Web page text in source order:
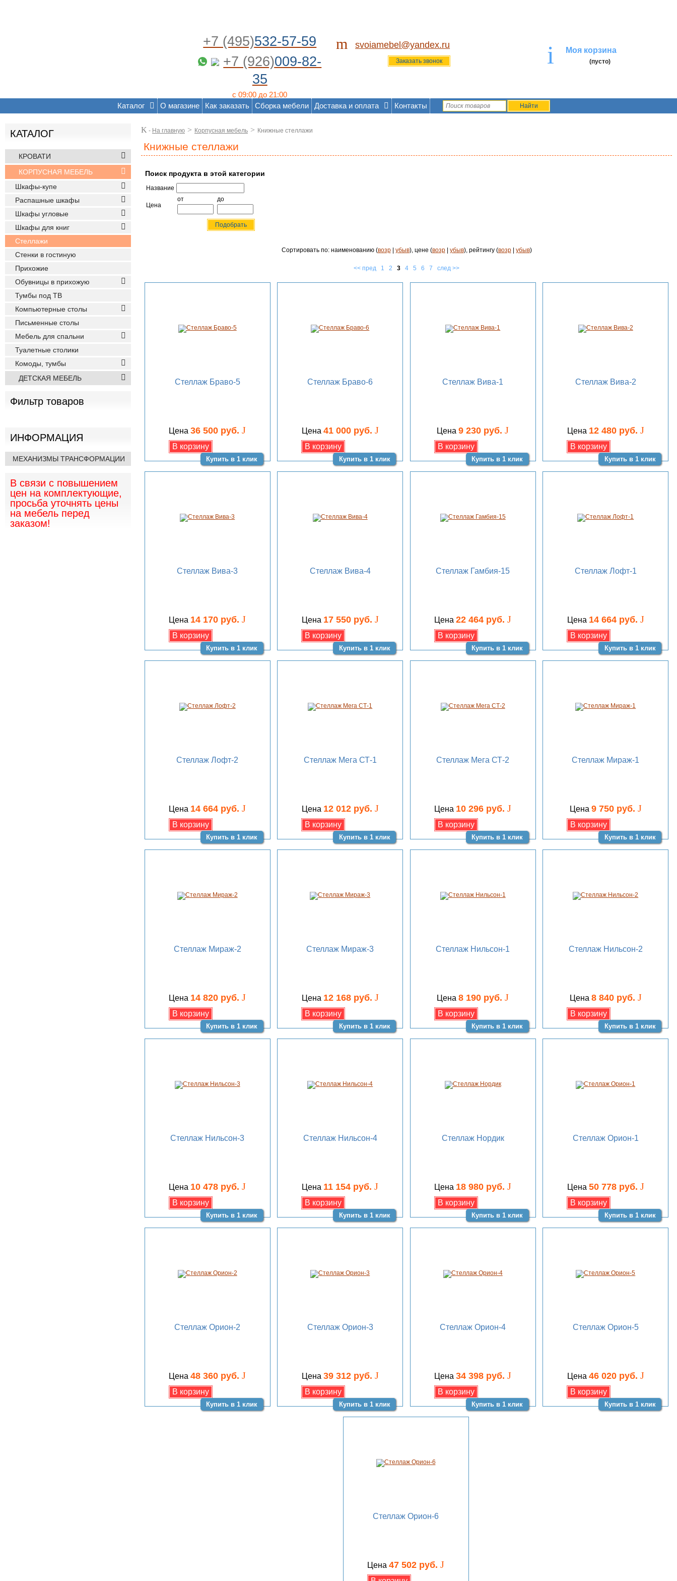
+7 (495)532-57-59
+7 (926)009-82-
35
с 09:00 до 21:00
m svoiamebel@yandex.ru
Заказать звонок i Моя корзина
(пусто)
Каталог О магазине Как заказать Сборка мебели Доставка и оплата Контакты
КАТАЛОГ
КРОВАТИ
КОРПУСНАЯ МЕБЕЛЬ
Шкафы-купе
Распашные шкафы
Шкафы угловые
Шкафы для книг
Стеллажи
Стенки в гостиную
Прихожие
Обувницы в прихожую
Тумбы под ТВ
Компьютерные столы
Письменные столы
Мебель для спальни
Туалетные столики
Комоды, тумбы
ДЕТСКАЯ МЕБЕЛЬ
Фильтр товаров
ИНФОРМАЦИЯ
МЕХАНИЗМЫ ТРАНСФОРМАЦИИ
В связи с повышением
цен на комплектующие,
просьба уточнять цены
на мебель перед
заказом!
K - На главную > Корпусная мебель > Книжные стеллажи
Книжные стеллажи
Поиск продукта в этой категории
Название
Цена
от до
Сортировать по: наименованию (возр| убыв), цене (возр| убыв), рейтингу (возр| убыв)
<< пред 1 2 3 4 5 6 7 след >>
Стеллаж Браво-5
Цена36 500 руб.J
Купить в 1 клик
Стеллаж Браво-6
Цена 41 000 руб. J
Купить в 1 клик
Стеллаж Вива-1
Цена9 230 руб.J
Купить в 1 клик
Стеллаж Вива-2
Цена 12 480 руб. J
Купить в 1 клик
Стеллаж Вива-3
Цена 14 170 руб.J
Купить в 1 клик
Стеллаж Вива-4
Цена 17 550 руб. J
Купить в 1 клик
Стеллаж Гамбия-15
Цена22 464 руб.J
Купить в 1 клик
Стеллаж Лофт-1
Цена 14 664 руб. J
Купить в 1 клик
Стеллаж Лофт-2
Цена 14 664 руб.J
Купить в 1 клик
Стеллаж Мега СТ-1
Цена 12 012 руб. J
Купить в 1 клик
Стеллаж Мега СТ-2
Цена 10 296 руб.J
Купить в 1 клик
Стеллаж Мираж-1
Цена 9 750 руб. J
Купить в 1 клик
Стеллаж Мираж-2
Цена 14 820 руб.J
Купить в 1 клик
Стеллаж Мираж-3
Цена 12 168 руб. J
Купить в 1 клик
Стеллаж Нильсон-1
Цена8 190 руб.J
Купить в 1 клик
Стеллаж Нильсон-2
Цена 8 840 руб. J
Купить в 1 клик
Стеллаж Нильсон-3
Цена 10 478 руб.J
Купить в 1 клик
Стеллаж Нильсон-4
Цена 11 154 руб.J
Купить в 1 клик
Стеллаж Нордик
Цена 18 980 руб.J
Купить в 1 клик
Стеллаж Орион-1
Цена 50 778 руб. J
Купить в 1 клик
Стеллаж Орион-2
Цена48 360 руб.J
Купить в 1 клик
Стеллаж Орион-3
Цена 39 312 руб. J
Купить в 1 клик
Стеллаж Орион-4
Цена34 398 руб.J
Купить в 1 клик
Стеллаж Орион-5
Цена 46 020 руб. J
Купить в 1 клик
Стеллаж Орион-6
Цена 47 502 руб. J